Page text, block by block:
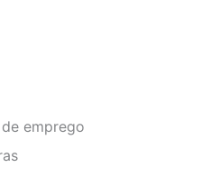
emprego